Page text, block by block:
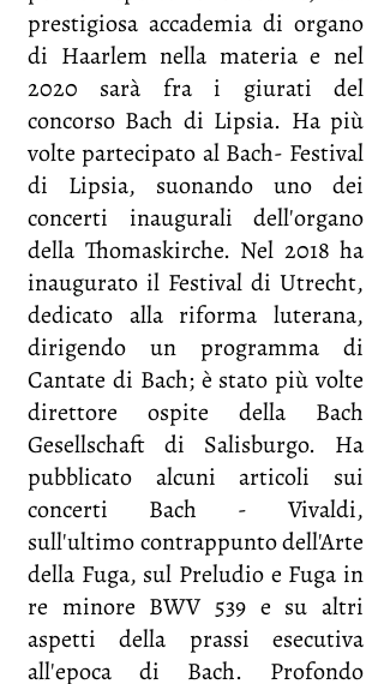
prestigiosa accademia di organo
di Haarlem nella materia e nel
2020 sarà fra i giurati del
concorso Bach di Lipsia. Ha più
volte partecipato al Bach- Festival
di Lipsia, suonando uno dei
concerti inaugurali dell'organo
della Thomaskirche. Nel 2018 ha
inaugurato il Festival di Utrecht,
dedicato alla riforma luterana,
dirigendo un programma di
Cantate di Bach; è stato più volte
direttore ospite della Bach
Gesellschaft di Salisburgo. Ha
pubblicato alcuni articoli sui
concerti Bach - Vivaldi,
sull'ultimo contrappunto dell'Arte
della Fuga, sul Preludio e Fuga in
re minore BWV 539 e su altri
aspetti della prassi esecutiva
all'epoca di Bach. Profondo